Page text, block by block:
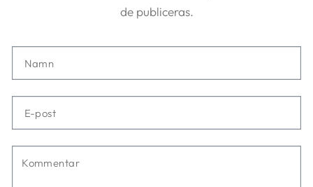
de publiceras.
post
Kommentar